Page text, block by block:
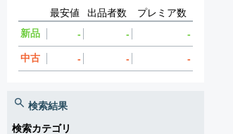
最安値 出品者数
プレミア数
新品
- - -
中古 - - -
検索結果
検索カテゴリ